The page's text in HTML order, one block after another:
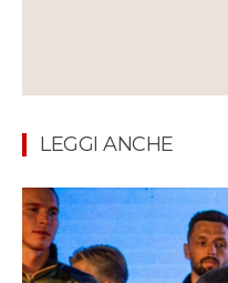
LEGGI ANCHE